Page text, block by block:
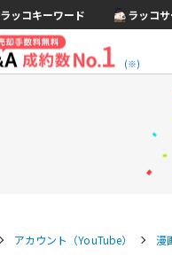
ラッコキーワード ラッコ
(※)
アカウント（YouTube） 漫